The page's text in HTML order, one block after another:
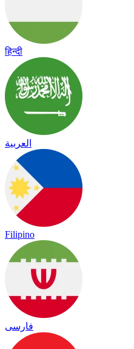
हिन्दी
العربية
Filipino
فارسی